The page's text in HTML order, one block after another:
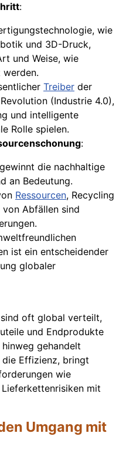
:
wie
und 3D-Druck,
und Weise, wie
Treiber der
(Industrie 4.0),
und intelligente
Rolle spielen.
:
die nachhaltige
an Bedeutung.
Ressourcen, Recycling
Abfällen sind
ist ein entscheidender
globaler
oft global verteilt,
und Endprodukte
gehandelt
Effizienz, bringt
wie
mit
Umgang mit